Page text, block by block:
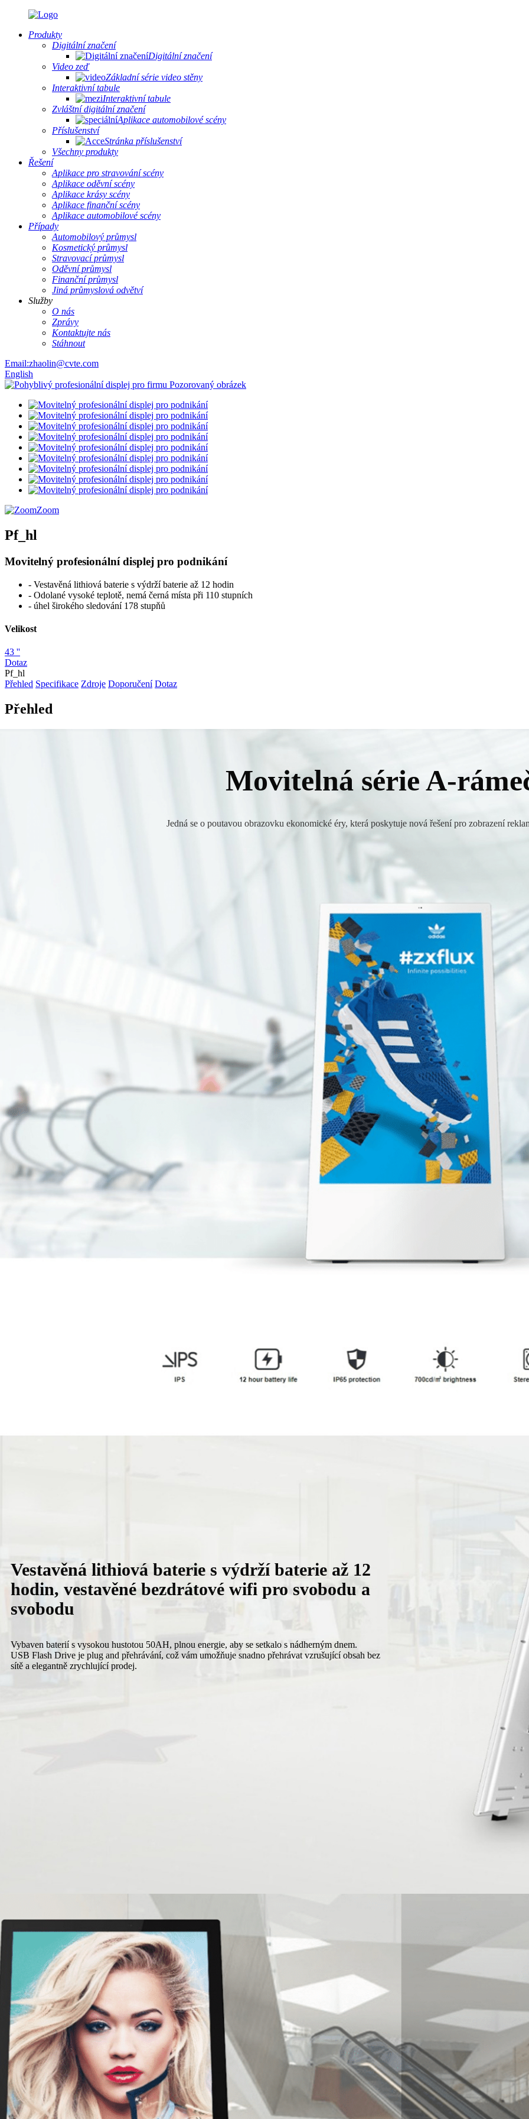
Produkty
Digitální značení
Digitální značení
Video zeď
Základní série video stěny
Interaktivní tabule
Interaktivní tabule
Zvláštní digitální značení
Aplikace automobilové scény
Příslušenství
Stránka příslušenství
Všechny produkty
Řešení
Aplikace pro stravování scény
Aplikace oděvní scény
Aplikace krásy scény
Aplikace finanční scény
Aplikace automobilové scény
Případy
Automobilový průmysl
Kosmetický průmysl
Stravovací průmysl
Oděvní průmysl
Finanční průmysl
Jiná průmyslová odvětví
Služby
O nás
Zprávy
Kontaktujte nás
Stáhnout
Email:zhaolin@cvte.com
English
Zoom
Pf_hl
Movitelný profesionální displej pro podnikání
- Vestavěná lithiová baterie s výdrží baterie až 12 hodin
- Odolané vysoké teplotě, nemá černá místa při 110 stupních
- úhel širokého sledování 178 stupňů
Velikost
43 ''
Dotaz
Pf_hl
Přehled Specifikace Zdroje Doporučení Dotaz
Přehled
Movitelná série A-
Jedná se o poutavou obrazovku ekonomické éry, která poskytuje nová řešení pro zobrazení
Vestavěná lithiová baterie s výdrží baterie až 12
hodin, vestavěné bezdrátové wifi pro svobodu a
svobodu
Vybaven baterií s vysokou hustotou 50AH, plnou energie, aby se setkalo s nádherným dnem.
USB Flash Drive je plug and přehrávání, což vám umožňuje snadno přehrávat vzrušující obsah bez
sítě a elegantně zrychlující prodej.